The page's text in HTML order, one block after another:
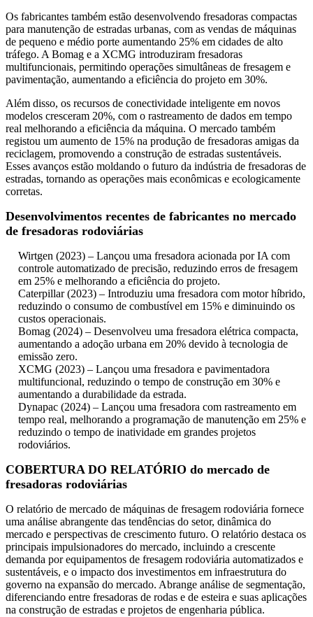
Os fabricantes também estão desenvolvendo fresadoras compactas
para manutenção de estradas urbanas, com as vendas de máquinas
de pequeno e médio porte aumentando 25% em cidades de alto
tráfego. A Bomag e a XCMG introduziram fresadoras
multifuncionais, permitindo operações simultâneas de fresagem e
pavimentação, aumentando a eficiência do projeto em 30%.
Além disso, os recursos de conectividade inteligente em novos
modelos cresceram 20%, com o rastreamento de dados em tempo
real melhorando a eficiência da máquina. O mercado também
registou um aumento de 15% na produção de fresadoras amigas da
reciclagem, promovendo a construção de estradas sustentáveis.
Esses avanços estão moldando o futuro da indústria de fresadoras de
estradas, tornando as operações mais econômicas e ecologicamente
corretas.
Desenvolvimentos recentes de fabricantes no mercado
de fresadoras rodoviárias
Wirtgen (2023) – Lançou uma fresadora acionada por IA com
controle automatizado de precisão, reduzindo erros de fresagem
em 25% e melhorando a eficiência do projeto.
Caterpillar (2023) – Introduziu uma fresadora com motor híbrido,
reduzindo o consumo de combustível em 15% e diminuindo os
custos operacionais.
Bomag (2024) – Desenvolveu uma fresadora elétrica compacta,
aumentando a adoção urbana em 20% devido à tecnologia de
emissão zero.
XCMG (2023) – Lançou uma fresadora e pavimentadora
multifuncional, reduzindo o tempo de construção em 30% e
aumentando a durabilidade da estrada.
Dynapac (2024) – Lançou uma fresadora com rastreamento em
tempo real, melhorando a programação de manutenção em 25% e
reduzindo o tempo de inatividade em grandes projetos
rodoviários.
COBERTURA DO RELATÓRIO do mercado de
fresadoras rodoviárias
O relatório de mercado de máquinas de fresagem rodoviária fornece
uma análise abrangente das tendências do setor, dinâmica do
mercado e perspectivas de crescimento futuro. O relatório destaca os
principais impulsionadores do mercado, incluindo a crescente
demanda por equipamentos de fresagem rodoviária automatizados e
sustentáveis, e o impacto dos investimentos em infraestrutura do
governo na expansão do mercado. Abrange análise de segmentação,
diferenciando entre fresadoras de rodas e de esteira e suas aplicações
na construção de estradas e projetos de engenharia pública.